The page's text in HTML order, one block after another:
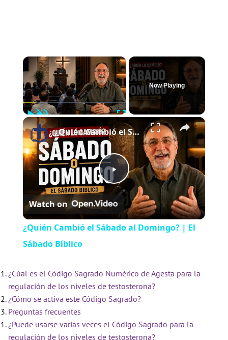
×
PlayUnmute Fullscreen
Now Playing
×
P
y
V
i
¿Quién Cambió el Sábado al Domingo? | El Sábado Bíblico
Watch on
¿Quién Cambió el Sábado al Domingo? | El
Sábado Bíblico
¿Cúal es el Código Sagrado Numérico de Agesta para la
regulación de los niveles de testosterona?
¿Cómo se activa este Código Sagrado?
Preguntas frecuentes
¿Puede usarse varias veces el Código Sagrado para la
regulación de los niveles de testosterona?